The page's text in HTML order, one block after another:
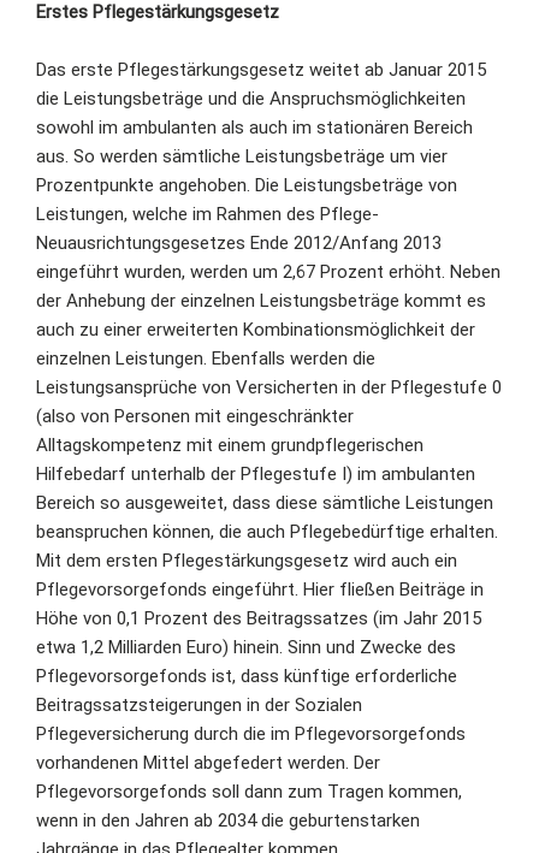
Erstes Pflegestärkungsgesetz
Das erste Pflegestärkungsgesetz weitet ab Januar 2015
die Leistungsbeträge und die Anspruchsmöglichkeiten
sowohl im ambulanten als auch im stationären Bereich
aus. So werden sämtliche Leistungsbeträge um vier
Prozentpunkte angehoben. Die Leistungsbeträge von
Leistungen, welche im Rahmen des Pflege-
Neuausrichtungsgesetzes Ende 2012/Anfang 2013
eingeführt wurden, werden um 2,67 Prozent erhöht. Neben
der Anhebung der einzelnen Leistungsbeträge kommt es
auch zu einer erweiterten Kombinationsmöglichkeit der
einzelnen Leistungen. Ebenfalls werden die
Leistungsansprüche von Versicherten in der Pflegestufe 0
(also von Personen mit eingeschränkter
Alltagskompetenz mit einem grundpflegerischen
Hilfebedarf unterhalb der Pflegestufe I) im ambulanten
Bereich so ausgeweitet, dass diese sämtliche Leistungen
beanspruchen können, die auch Pflegebedürftige erhalten.
Mit dem ersten Pflegestärkungsgesetz wird auch ein
Pflegevorsorgefonds eingeführt. Hier fließen Beiträge in
Höhe von 0,1 Prozent des Beitragssatzes (im Jahr 2015
etwa 1,2 Milliarden Euro) hinein. Sinn und Zwecke des
Pflegevorsorgefonds ist, dass künftige erforderliche
Beitragssatzsteigerungen in der Sozialen
Pflegeversicherung durch die im Pflegevorsorgefonds
vorhandenen Mittel abgefedert werden. Der
Pflegevorsorgefonds soll dann zum Tragen kommen,
wenn in den Jahren ab 2034 die geburtenstarken